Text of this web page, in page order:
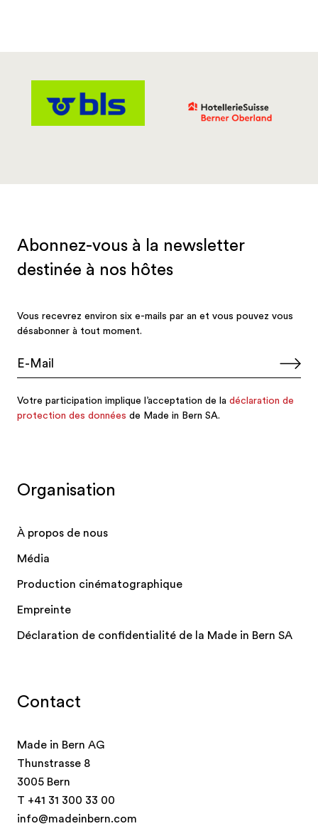
Contact
Made in Bern AG
Thunstrasse 8
3005 Bern
T +41 31 300 33 00
info@madeinbern.com
Organisation
À propos de nous
Média
Production cinématographique
Empreinte
Déclaration de confidentialité de la Made in Bern SA